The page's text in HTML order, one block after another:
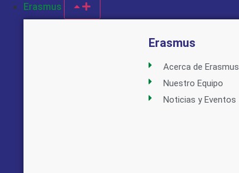
Erasmus
Erasmus
Acerca de Erasmus
Nuestro Equipo
Noticias y Eventos